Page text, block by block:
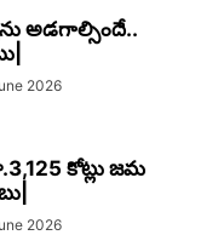
అడగాల్సిందే..
2026
కోట్లు జమ
2026